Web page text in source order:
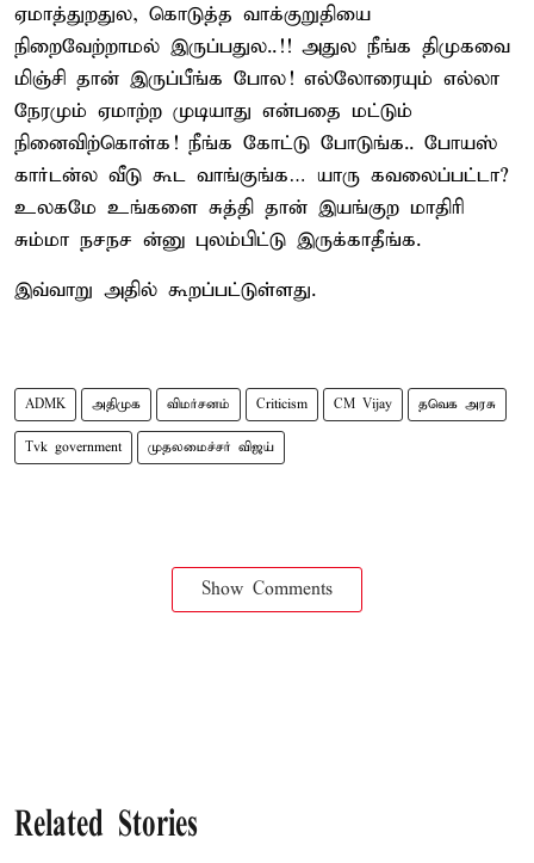
ஏமாத்துறதுல, கொடுத்த வாக்குறுதியை
நிறைவேற்றாமல் இருப்பதுல..!! அதுல நீங்க திமுகவை
மிஞ்சி தான் இருப்பீங்க போல! எல்லோரையும் எல்லா
நேரமும் ஏமாற்ற முடியாது என்பதை மட்டும்
நினைவிற்கொள்க! நீங்க கோட்டு போடுங்க.. போயஸ்
கார்டன்ல வீடு கூட வாங்குங்க… யாரு கவலைப்பட்டா?
உலகமே உங்களை சுத்தி தான் இயங்குற மாதிரி
சும்மா நசநச ன்னு புலம்பிட்டு இருக்காதீங்க.
இவ்வாறு அதில் கூறப்பட்டுள்ளது.
ADMK அதிமுக விமர்சனம் Criticism CM Vijay தவெக அரசு
Tvk government முதலமைச்சர் விஜய்
Show Comments
Related Stories